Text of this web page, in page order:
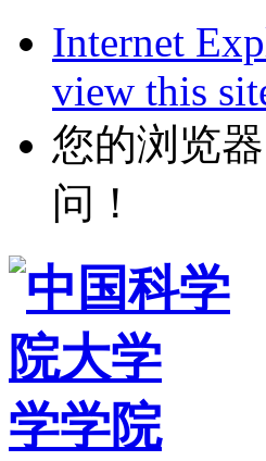
Internet
view this
您的浏览
问！
学学院